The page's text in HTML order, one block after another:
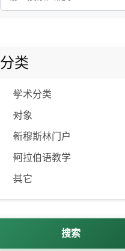
分类
学术分类
对象
新穆斯林门户
阿拉伯语教学
其它
搜索